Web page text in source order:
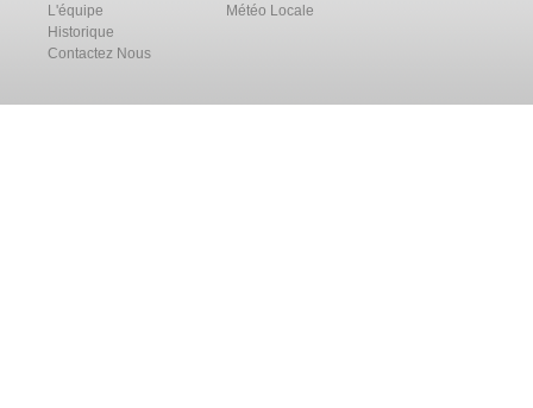
L'équipe
Historique
Contactez Nous
Météo Locale